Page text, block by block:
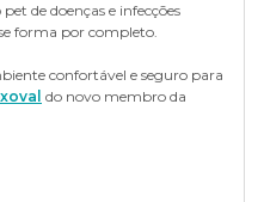
de doenças e infecções
forma por completo.
confortável e seguro para
do novo membro da